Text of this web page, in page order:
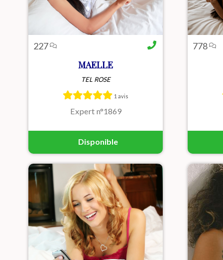
227
MAELLE
TEL ROSE
1 avis
Expert n°1869
bonjour les coquins je me
présente je suis Maëlle,. Je suis
une jeune femme sympa,
sensuelle et à l'écoute de mes ...
Disponible
778
et
le